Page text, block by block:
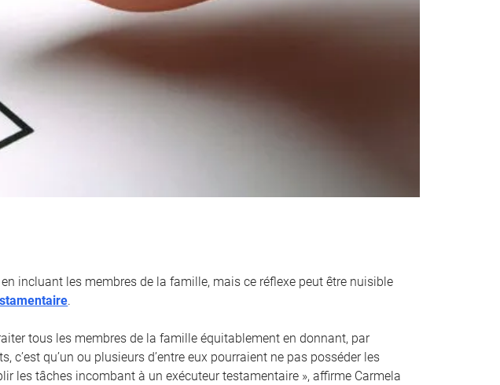
incluant les membres de la famille, mais ce réflexe peut être nuisible
.
tous les membres de la famille équitablement en donnant, par
qu’un ou plusieurs d’entre eux pourraient ne pas posséder les
les tâches incombant à un exécuteur testamentaire », affirme Carmela